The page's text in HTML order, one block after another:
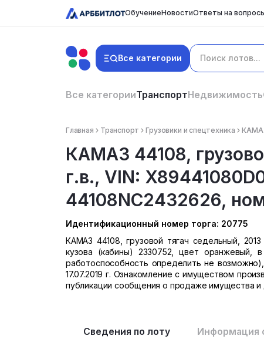
ОбучениеНовостиОтветы на
Все категории
Все категорииТранспортНедвижимость
Главная Транспорт Грузовики и спецтехника
КАМАЗ 44108,
г.в., VIN:
44108NC2432626,
Идентификационный номер торга: 20775
КАМАЗ 44108, грузовой тягач седельный,
кузова (кабины) 2330752, цвет оранжевый,
работоспособность определить не
17.07.2019 г. Ознакомление с имуществом
публикации сообщения о продаже имущества и
Сведения по лоту Информация